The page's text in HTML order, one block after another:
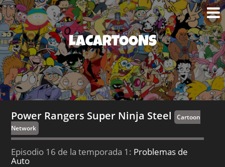
LACARTOONS
Power Rangers Super Ninja Steel Cartoon
Network
Episodio 16 de la temporada 1: Problemas de
Auto